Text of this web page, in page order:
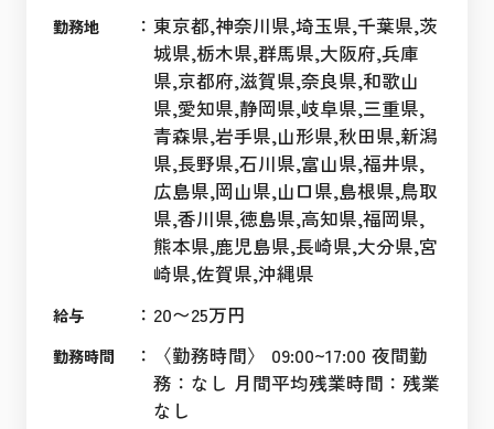
勤務地 ： 東京都,神奈川県,埼玉県,千葉県,茨
城県,栃木県,群馬県,大阪府,兵庫
県,京都府,滋賀県,奈良県,和歌山
県,愛知県,静岡県,岐阜県,三重県,
青森県,岩手県,山形県,秋田県,新潟
県,長野県,石川県,富山県,福井県,
広島県,岡山県,山口県,島根県,鳥取
県,香川県,徳島県,高知県,福岡県,
熊本県,鹿児島県,長崎県,大分県,宮
崎県,佐賀県,沖縄県
給与 ： 20〜25万円
勤務時間 ：
〈勤務時間〉 09:00~17:00 夜間勤
務：なし 月間平均残業時間：残業
なし